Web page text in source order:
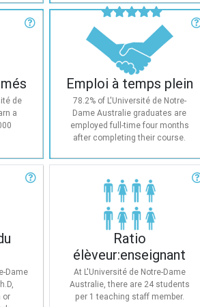
de
a
Emploi à temps plein
78.2% of L'Université de Notre-
Dame Australie graduates are
employed full-time four months
after completing their course.
Emploi à temps plein
Cette cote compare les taux
d'emploi des diplômés de
différentes universités. Il examine
la proportion de diplômés qui
occupaient un emploi à temps
plein quatre mois après avoir
terminé leur cours.
Dame
or
or
Ratio
élèveur:enseignant
At L'Université de Notre-Dame
Australie, there are 24 students
per 1 teaching staff member.
Ratio
élèveur:enseignant
This rating looks at the number of
students per teaching staff
member. A five-star rating
indicates that for every teacher at
the university there are relatively
few students — a potential sign of
small class sizes and more one-